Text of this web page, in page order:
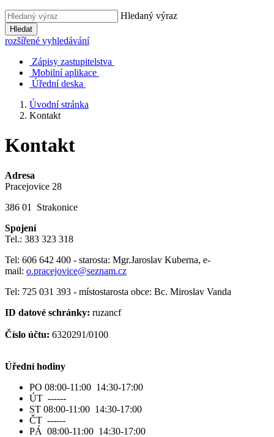
Hledaný výraz
Hledat
rozšířené vyhledávání
Zápisy zastupitelstva
Mobilní aplikace
Úřední deska
Úvodní stránka
Kontakt
Kontakt
Adresa
Pracejovice 28
386 01 Strakonice
Spojení
Tel.: 383 323 318
Tel: 606 642 400 - starosta: Mgr.Jaroslav Kuberna, e-
mail: o.pracejovice@seznam.cz
Tel: 725 031 393 - místostarosta obce: Bc. Miroslav Vanda
ID datové schránky: ruzancf
Číslo účtu: 6320291/0100
Úřední hodiny
PO 08:00-11:00 14:30-17:00
ÚT ------
ST 08:00-11:00 14:30-17:00
ČT ------
PÁ 08:00-11:00 14:30-17:00